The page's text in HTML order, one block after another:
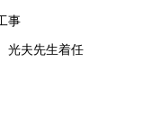
事
夫先生着任